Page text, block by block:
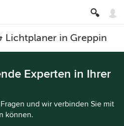
Lichtplaner in Greppin
Experten in Ihrer
und wir verbinden Sie mit
können.